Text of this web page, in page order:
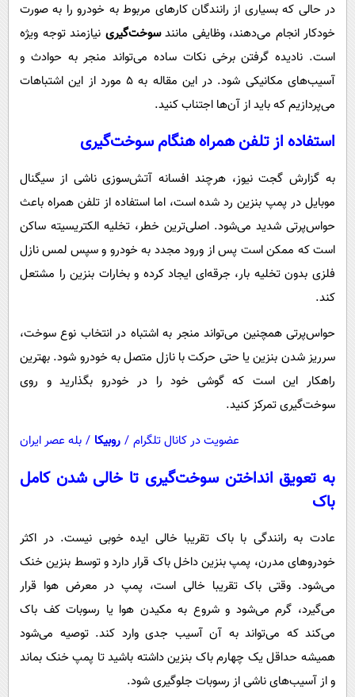
سرگرمی
فناوری
فرهنگی
حیات وحش
پیامک
روانشناسی
آشپزی
در حالی که بسیاری از رانندگان کارهای مربوط به خودرو را به صورت
خودکار انجام می‌دهند، وظایفی مانندسوخت‌گیری نیازمند توجه ویژه
است. نادیده گرفتن برخی نکات ساده می‌تواند منجر به حوادث و
آسیب‌های مکانیکی شود. در این مقاله به ۵ مورد از این اشتباهات
می‌پردازیم که باید از آن‌ها اجتناب کنید.
استفاده از تلفن همراه هنگام سوخت‌گیری
به گزارش گجت نیوز، هرچند افسانه آتش‌سوزی ناشی از سیگنال
موبایل در پمپ بنزین رد شده است، اما استفاده از تلفن همراه باعث
حواس‌پرتی شدید می‌شود. اصلی‌ترین خطر، تخلیه الکتریسیته ساکن
است که ممکن است پس از ورود مجدد به خودرو و سپس لمس نازل
فلزی بدون تخلیه بار، جرقه‌ای ایجاد کرده و بخارات بنزین را مشتعل
کند.
حواس‌پرتی همچنین می‌تواند منجر به اشتباه در انتخاب نوع سوخت،
سرریز شدن بنزین یا حتی حرکت با نازل متصل به خودرو شود. بهترین
راهکار این است که گوشی خود را در خودرو بگذارید و روی
سوخت‌گیری تمرکز کنید.
عضویت در کانال تلگرام / روبیکا / بله عصر ایران
به تعویق انداختن سوخت‌گیری تا خالی شدن کامل
باک
عادت به رانندگی با باک تقریبا خالی ایده خوبی نیست. در اکثر
خودروهای مدرن، پمپ بنزین داخل باک قرار دارد و توسط بنزین خنک
می‌شود. وقتی باک تقریبا خالی است، پمپ در معرض هوا قرار
می‌گیرد، گرم می‌شود و شروع به مکیدن هوا یا رسوبات کف باک
می‌کند که می‌تواند به آن آسیب جدی وارد کند. توصیه می‌شود
همیشه حداقل یک چهارم باک بنزین داشته باشید تا پمپ خنک بماند
و از آسیب‌های ناشی از رسوبات جلوگیری شود.